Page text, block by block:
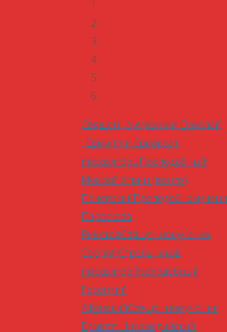
Священномученики Ермолай
, Ермипп и Ермократ,
пресвитерыПреподобный
Моисей Угрин (венгр),
Печерский
Параскева
РимскаяСвященномученик
Сергий Стрельников,
пресвитерПреподобный
Геронтий
АфонскийСвященномученик
Ермипп Никомидийский,